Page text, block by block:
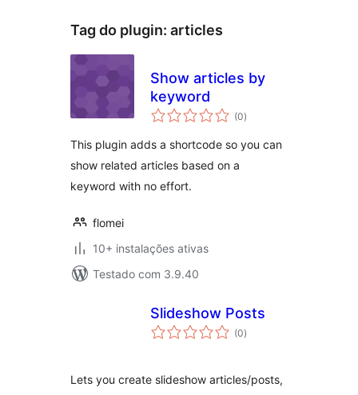
Tag do plugin: articles
Show articles by
keyword
(0avaliações
totais
)
This plugin adds a shortcode so you can
show related articles based on a
keyword with no effort.
flomei
10+ instalações ativas
Testado com 3.9.40
Slideshow Posts
(0avaliações
totais
)
Lets you create slideshow articles/posts,